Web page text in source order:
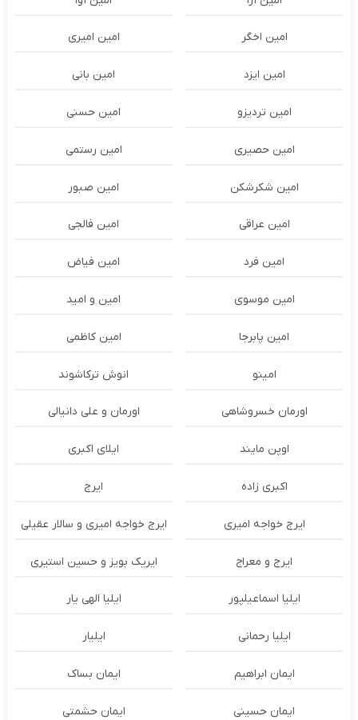
امین اخگر امین امیری
امین ایزد امین بانی
امین تردیزو امین حسنی
امین حصیری امین رستمی
امین شکرشکن امین صبور
امین عراقی امین فالجی
امین فرد امین فیاض
امین موسوی امین و امید
امین پابرجا امین کاظمی
امینو انوش ترکاشوند
اورمان خسروشاهی اورمان و علی دانیالی
اوپن مایند ايلاى اكبرى
اکبری زاده ایرج
ایرج خواجه امیری ایرج خواجه امیری و سالار عقیلی
ایرج و معراج ایریک بویز و حسین استیری
ایلیا اسماعیلپور ایلیا الهی یار
ایلیا رحمانی ایلیار
ایمان ابراهیم ایمان بساک
ایمان حسینی ایمان حشمتی